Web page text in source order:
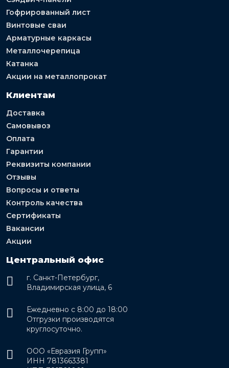
Гофрированный лист
Винтовые сваи
Арматурные каркасы
Металлочерепица
Катанка
Акции на металлопрокат
Клиентам
Доставка
Самовывоз
Оплата
Гарантии
Реквизиты компании
Отзывы
Вопросы и ответы
Контроль качества
Сертификаты
Вакансии
Акции
Центральный офис
г. Санкт-Петербург,
Владимирская улица, 6
Ежедневно с 8:00 до 18:00
Отгрузки производятся
круглосуточно.
ООО «Евразия Групп»
ИНН 7813663381